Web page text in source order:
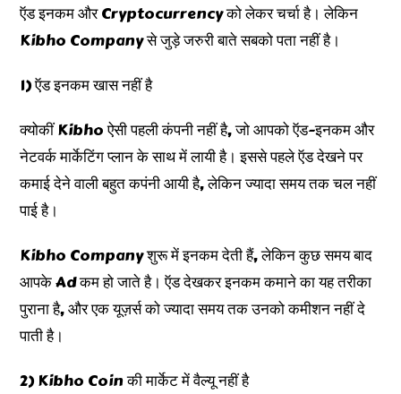
ऍड इनकम और Cryptocurrency को लेकर चर्चा है। लेकिन
Kibho Company से जुड़े जरुरी बाते सबको पता नहीं है।
1) ऍड इनकम खास नहीं है
क्योकीं Kibho ऐसी पहली कंपनी नहीं है, जो आपको ऍड-इनकम और
नेटवर्क मार्केटिंग प्लान के साथ में लायी है। इससे पहले ऍड देखने पर
कमाई देने वाली बहुत कपंनी आयी है, लेकिन ज्यादा समय तक चल नहीं
पाई है।
Kibho Company शुरू में इनकम देती हैं, लेकिन कुछ समय बाद
आपके Ad कम हो जाते है। ऍड देखकर इनकम कमाने का यह तरीका
पुराना है, और एक यूज़र्स को ज्यादा समय तक उनको कमीशन नहीं दे
पाती है।
2) Kibho Coin की मार्केट में वैल्यू नहीं है